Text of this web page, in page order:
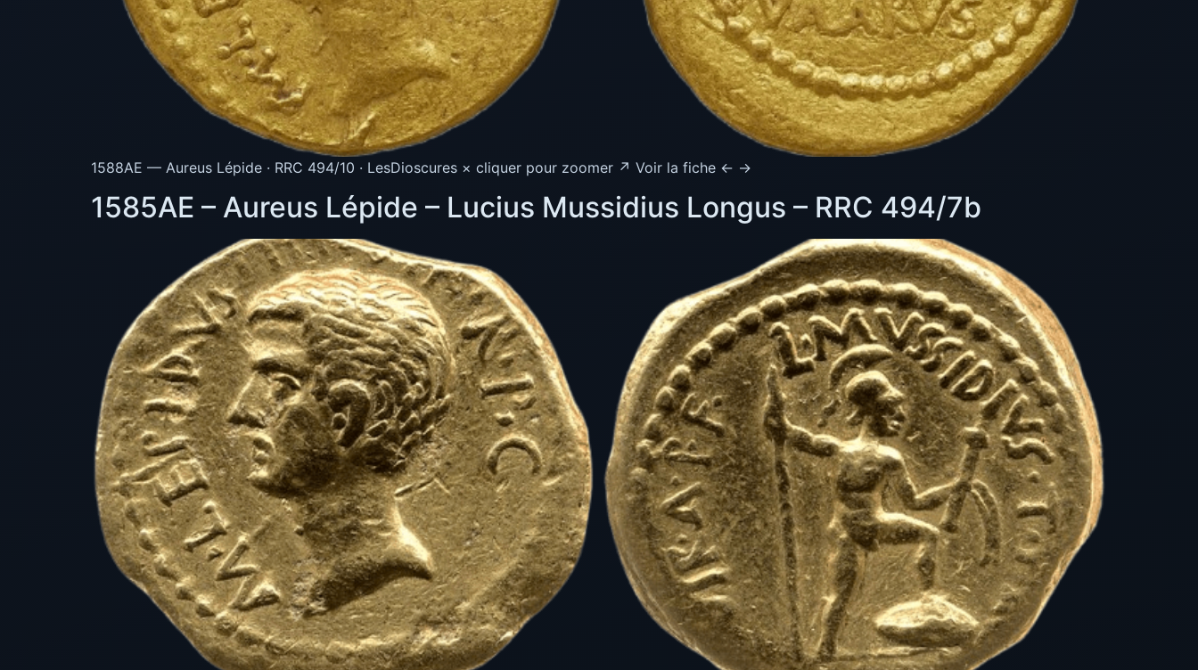
1588AE — Aureus Lépide · RRC 494/10 · LesDioscures × cliquer pour zoomer ↗ Voir la fiche ← →
1585AE – Aureus Lépide – Lucius Mussidius Longus – RRC 494/7b